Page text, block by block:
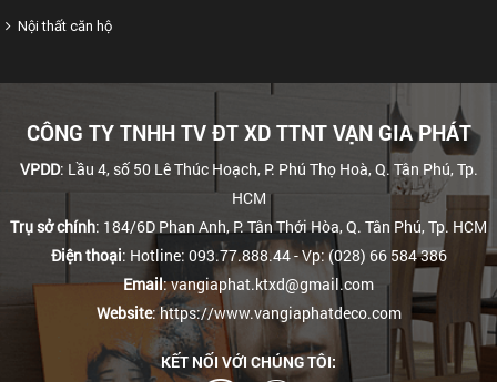
Nội thất căn hộ
CÔNG TY TNHH TV ĐT XD TTNT VẠN GIA PHÁT
VPDD: Lầu 4, số 50 Lê Thúc Hoạch, P. Phú Thọ Hoà, Q. Tân Phú, Tp.
HCM
Trụ sở chính: 184/6D Phan Anh, P. Tân Thới Hòa, Q. Tân Phú, Tp. HCM
Điện thoại: Hotline: 093.77.888.44- Vp: (028) 66 584 386
Email: vangiaphat.ktxd@gmail.com
Website: https://www.vangiaphatdeco.com
KẾT NỐI VỚI CHÚNG TÔI: